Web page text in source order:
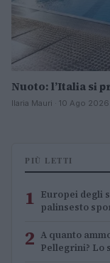
Nuoto: l’Italia si
Ilaria Mauri · 10 Ago 2026
PIÙ LETTI
1 Europei degli
palinsesto
2 A quanto
Pellegrini? Lo